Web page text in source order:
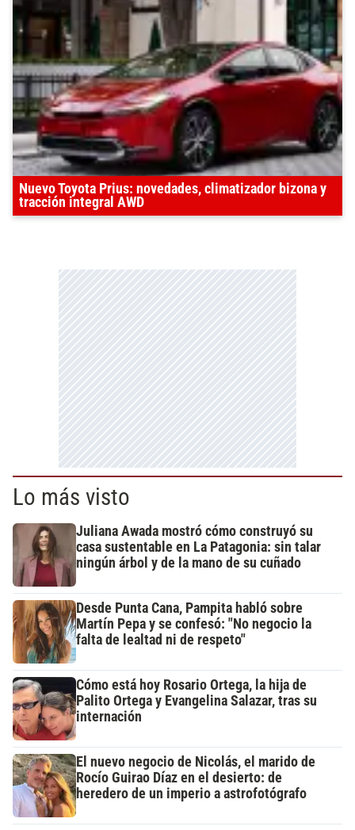
Nuevo Toyota Prius: novedades, climatizador bizona y
tracción integral AWD
Lo más visto
Juliana Awada mostró cómo construyó su
casa sustentable en La Patagonia: sin talar
ningún árbol y de la mano de su cuñado
Desde Punta Cana, Pampita habló sobre
Martín Pepa y se confesó: "No negocio la
falta de lealtad ni de respeto"
Cómo está hoy Rosario Ortega, la hija de
Palito Ortega y Evangelina Salazar, tras su
internación
El nuevo negocio de Nicolás, el marido de
Rocío Guirao Díaz en el desierto: de
heredero de un imperio a astrofotógrafo